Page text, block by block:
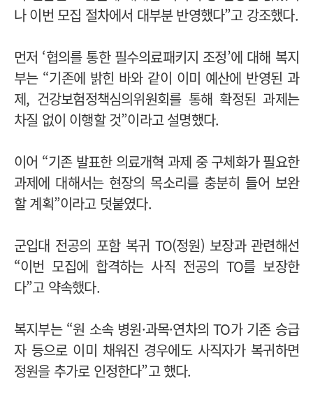
나 이번 모집 절차에서 대부분 반영했다”고 강조했다.
먼저 ‘협의를 통한 필수의료패키지 조정’에 대해 복지
부는 “기존에 밝힌 바와 같이 이미 예산에 반영된 과
제, 건강보험정책심의위원회를 통해 확정된 과제는
차질 없이 이행할 것”이라고 설명했다.
이어 “기존 발표한 의료개혁 과제 중 구체화가 필요한
과제에 대해서는 현장의 목소리를 충분히 들어 보완
할 계획”이라고 덧붙였다.
군입대 전공의 포함 복귀 TO(정원) 보장과 관련해선
“이번 모집에 합격하는 사직 전공의 TO를 보장한
다”고 약속했다.
복지부는 “원 소속 병원·과목·연차의 TO가 기존 승급
자 등으로 이미 채워진 경우에도 사직자가 복귀하면
정원을 추가로 인정한다”고 했다.